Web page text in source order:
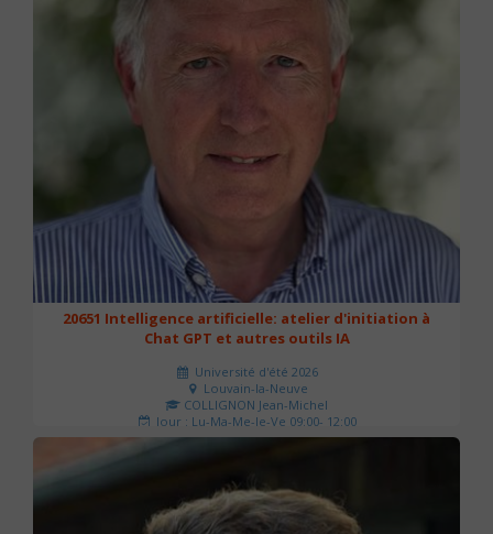
20651 Intelligence artificielle: atelier d'initiation à
Chat GPT et autres outils IA
Université d'été 2026
Louvain-la-Neuve
COLLIGNON Jean-Michel
Jour : Lu-Ma-Me-Je-Ve 09:00- 12:00
Nombre de séances : 2